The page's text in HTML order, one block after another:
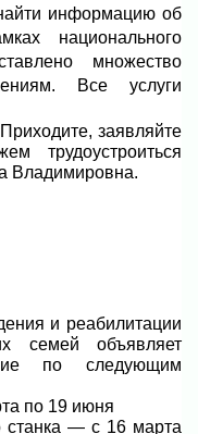
информацию об
национального
множество
Все услуги
заявляйте
трудоустроиться
Владимировна.
и реабилитации
семей объявляет
по следующим
по 19 июня
станка — с 16 марта